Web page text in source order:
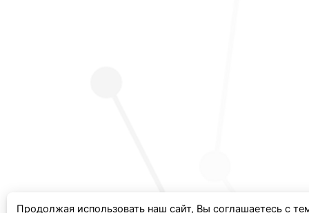
Продолжая использовать наш сайт, Вы соглашаетесь с